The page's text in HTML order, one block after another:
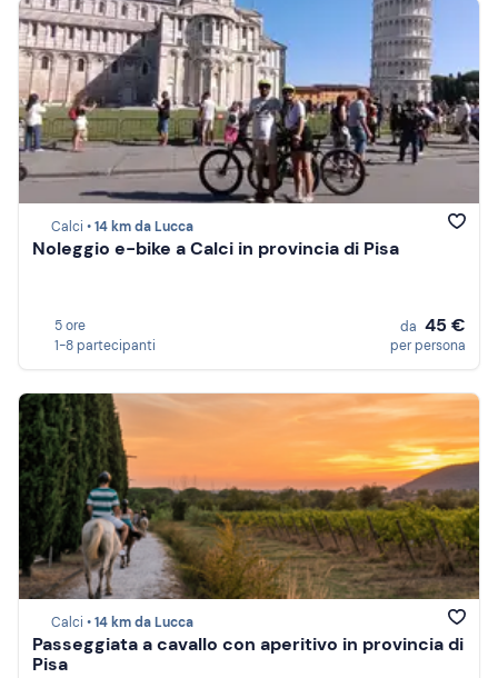
Calci •14 km da Lucca
Noleggio e-bike a Calci in provincia di Pisa
5 ore
1-8 partecipanti
da 45 €
per persona
Calci •14 km da Lucca
Passeggiata a cavallo con aperitivo in provincia di
Pisa